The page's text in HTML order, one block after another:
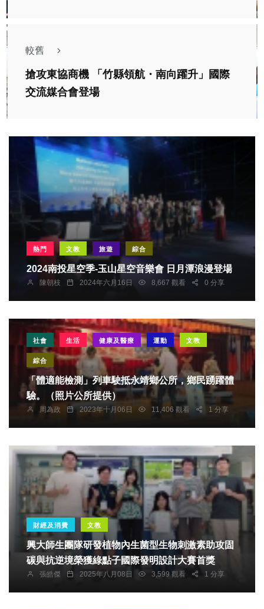
較舊
搶攻東協商機 「竹縣領航・南向躍升」國際
交流媒合會登場
熱門 文教 旅遊 綜合
2024南投星空季-玉山星空音樂會 日月潭浪漫登場
陳朝枝 2024年六月16日 8,667 觀看 0 分享
社會 生活 健康及醫療 運動 文教
綜合
「體適能檢測」列車駛抵永靖鄉公所，鄉民踴躍體
驗。（照片公所提供）
周為政 2023年十月06日 11,406 觀看 1 分享
財經及消費 文教
興大師生團隊研發植物內生菌型生物刺激素助攻固
碳與抗逆境榮獲綠點子國際發明設計大賽首獎
張皓傑 2025年八月08日 3,599 觀看 1 分享